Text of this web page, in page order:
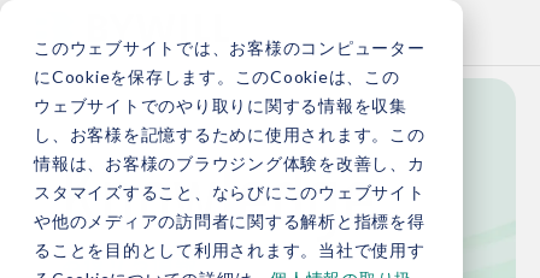
このウェブサイトでは、お客様のコンピューター
にCookieを保存します。このCookieは、この
ウェブサイトでのやり取りに関する情報を収集
し、お客様を記憶するために使用されます。この
情報は、お客様のブラウジング体験を改善し、カ
スタマイズすること、ならびにこのウェブサイト
や他のメディアの訪問者に関する解析と指標を得
ることを目的として利用されます。当社で使用す
Knowledge
お役立ち情報